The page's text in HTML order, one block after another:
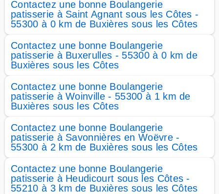
Contactez une bonne Boulangerie
patisserie à Saint Agnant sous les Côtes -
55300 à 0 km de Buxières sous les Côtes
Contactez une bonne Boulangerie
patisserie à Buxerulles - 55300 à 0 km de
Buxières sous les Côtes
Contactez une bonne Boulangerie
patisserie à Woinville - 55300 à 1 km de
Buxières sous les Côtes
Contactez une bonne Boulangerie
patisserie à Savonnières en Woëvre -
55300 à 2 km de Buxières sous les Côtes
Contactez une bonne Boulangerie
patisserie à Heudicourt sous les Côtes -
55210 à 3 km de Buxières sous les Côtes